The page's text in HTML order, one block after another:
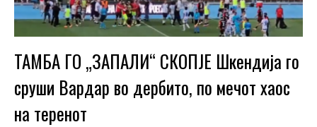
ТАМБА ГО „ЗАПАЛИ“ СКОПЈЕ Шкендија го
сруши Вардар во дербито, по мечот хаос
на теренот